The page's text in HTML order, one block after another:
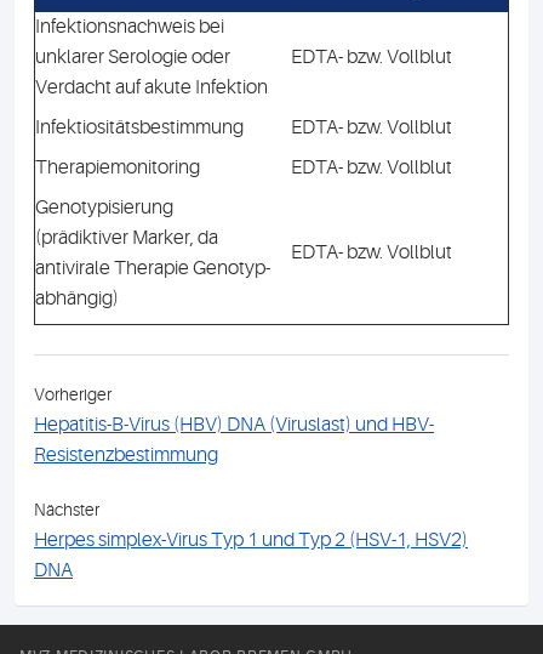
Infektionsnachweis bei
unklarer Serologie oder
Verdacht auf akute Infektion
EDTA- bzw. Vollblut
Infektiositätsbestimmung
EDTA- bzw. Vollblut
Therapiemonitoring
EDTA- bzw. Vollblut
Genotypisierung
(prädiktiver Marker, da
antivirale Therapie Genotyp-
abhängig)
EDTA- bzw. Vollblut
Vorheriger
Hepatitis-B-Virus (HBV) DNA (Viruslast) und HBV-
Resistenzbestimmung
Nächster
Herpes simplex-Virus Typ 1 und Typ 2 (HSV-1, HSV2)
DNA